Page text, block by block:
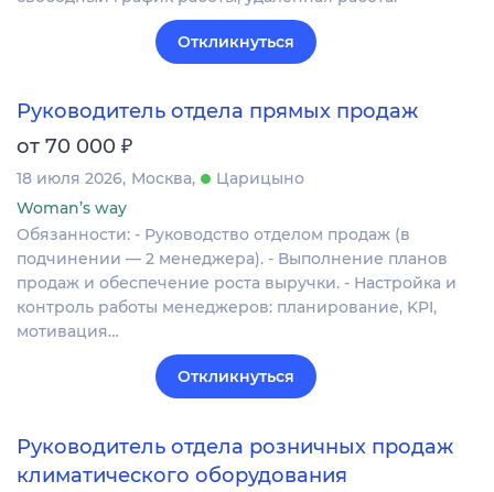
Откликнуться
Руководитель отдела прямых продаж
от 70 000 ₽
18 июля 2026 Москва
Царицыно
Woman’s way
Обязанности: - Руководство отделом продаж (в
подчинении — 2 менеджера). - Выполнение планов
продаж и обеспечение роста выручки. - Настройка и
контроль работы менеджеров: планирование, KPI,
мотивация…
Откликнуться
Руководитель отдела розничных продаж
климатического оборудования